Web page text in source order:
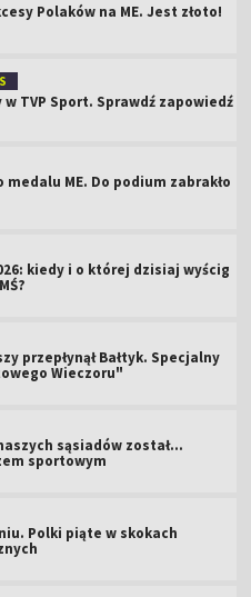
Polaków na ME. Jest złoto!
TVP Sport. Sprawdź zapowiedź
medalu ME. Do podium zabrakło
kiedy i o której dzisiaj wyścig
przepłynął Bałtyk. Specjalny
Wieczoru"
sąsiadów został...
sportowym
Polki piąte w skokach